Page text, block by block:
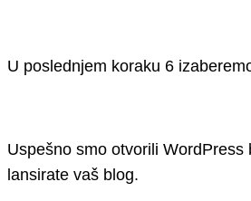
U poslednjem koraku 6
Uspešno smo otvorili
lansirate vaš blog.